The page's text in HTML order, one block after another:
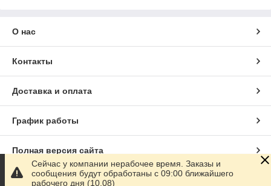
О нас
Контакты
Доставка и оплата
График работы
Полная версия сайта
Сайт создан на маркетплейсе
Сейчас у компании нерабочее время. Заказы и
сообщения будут обработаны с 09:00 ближайшего
рабочего дня (10.08)